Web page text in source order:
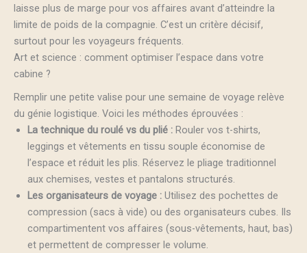
laisse plus de marge pour vos affaires avant d’atteindre la
limite de poids de la compagnie. C’est un critère décisif,
surtout pour les voyageurs fréquents.
Art et science : comment optimiser l’espace dans votre
cabine ?
Remplir une petite valise pour une semaine de voyage relève
du génie logistique. Voici les méthodes éprouvées :
La technique du roulé vs du plié : Rouler vos t-shirts,
leggings et vêtements en tissu souple économise de
l’espace et réduit les plis. Réservez le pliage traditionnel
aux chemises, vestes et pantalons structurés.
Les organisateurs de voyage : Utilisez des pochettes de
compression (sacs à vide) ou des organisateurs cubes. Ils
compartimentent vos affaires (sous-vêtements, haut, bas)
et permettent de compresser le volume.